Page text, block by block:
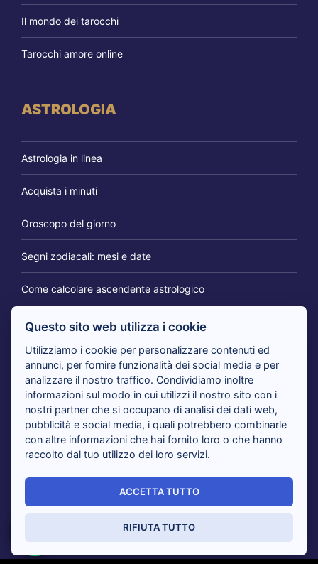
Il mondo dei tarocchi
Tarocchi amore online
ASTROLOGIA
Astrologia in linea
Acquista i minuti
Oroscopo del giorno
Segni zodiacali: mesi e date
Come calcolare ascendente astrologico
IL BLOG DEI CARTOMANTI
Tarocchi 365 giorni per te: il consulto per cambiare
prospettiva
Tarocchi nuovi amori in arrivo: i cartomanti rispondono
Sensitivi al telefono risolvono i tuoi dubbi con i Tarocchi:
Questo sito web utilizza i cookie
Utilizziamo i cookie per personalizzare contenuti ed
annunci, per fornire funzionalità dei social media e per
analizzare il nostro traffico. Condividiamo inoltre
informazioni sul modo in cui utilizzi il nostro sito con i
nostri partner che si occupano di analisi dei dati web,
pubblicità e social media, i quali potrebbero combinarle
con altre informazioni che hai fornito loro o che hanno
raccolto dal tuo utilizzo dei loro servizi.
ACCETTA TUTTO
RIFIUTA TUTTO